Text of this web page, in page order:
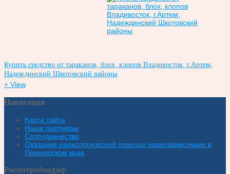
Купить средство от тараканов, блох, клопов Владивосток, г.Артем,
Надеждинский Шкотовский районы
+ View
Навигация
Карта сайта
Наши партнеры
Сотрудничество
Оказание наркологической помощи наркозависимым в
Приморском крае
Роспотребнадзор